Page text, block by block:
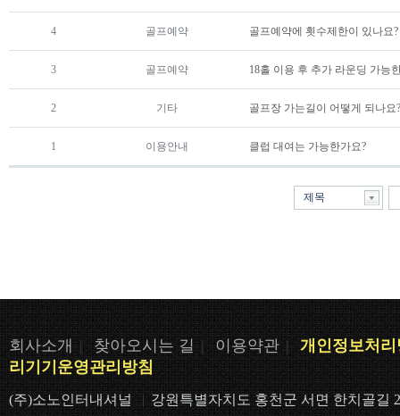
4 골프예약 골프예약에 횟수제한이 있나요?
3 골프예약 18홀 이용 후 추가 라운딩 가능
2 기타 골프장 가는길이 어떻게 되나요?
1 이용안내 클럽 대여는 가능한가요?
제목
회사소개 | 찾아오시는 길 | 이용약관 | 개인정보처리
리기기운영관리방침
(주)소노인터내셔널 | 강원특별자치도 홍천군 서면 한치골길